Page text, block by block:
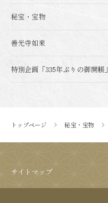
秘宝・宝物
善光寺如来
特別企画「335年ぶりの御開帳」
トップページ 秘宝・宝物
サイトマップ